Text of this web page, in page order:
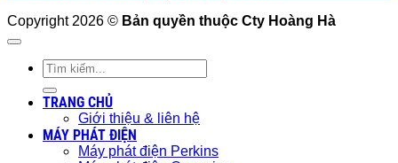
Copyright 2026 © Bản quyền thuộc Cty Hoàng Hà
Tìm
kiếm:
TRANG CHỦ
Giới thiệu & liên hệ
MÁY PHÁT ĐIỆN
Máy phát điện Perkins